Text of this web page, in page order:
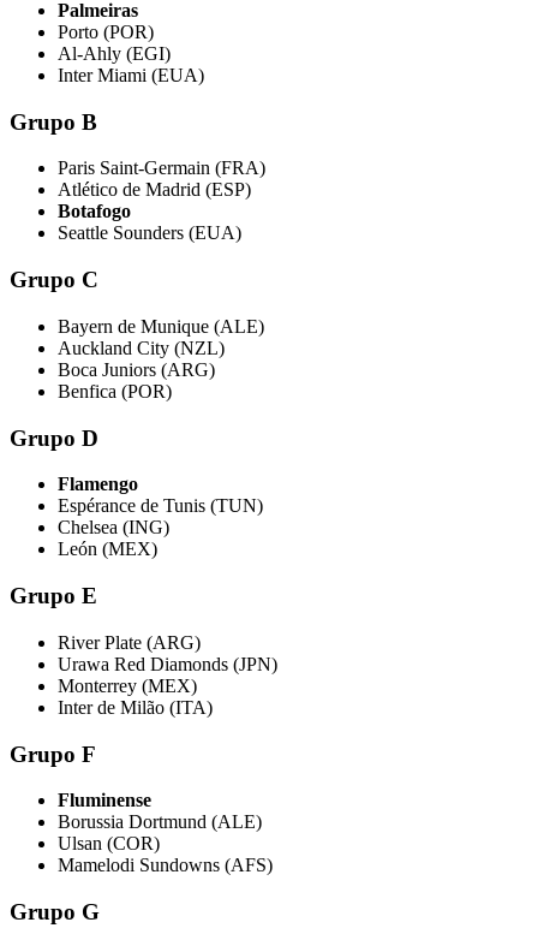
Palmeiras
Porto (POR)
Al-Ahly (EGI)
Inter Miami (EUA)
Grupo B
Paris Saint-Germain (FRA)
Atlético de Madrid (ESP)
Botafogo
Seattle Sounders (EUA)
Grupo C
Bayern de Munique (ALE)
Auckland City (NZL)
Boca Juniors (ARG)
Benfica (POR)
Grupo D
Flamengo
Espérance de Tunis (TUN)
Chelsea (ING)
León (MEX)
Grupo E
River Plate (ARG)
Urawa Red Diamonds (JPN)
Monterrey (MEX)
Inter de Milão (ITA)
Grupo F
Fluminense
Borussia Dortmund (ALE)
Ulsan (COR)
Mamelodi Sundowns (AFS)
Grupo G